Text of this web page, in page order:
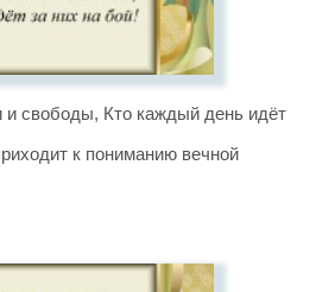
и свободы, Кто каждый день идёт
к пониманию вечной